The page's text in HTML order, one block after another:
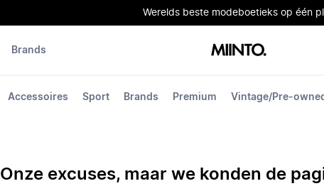
Werelds beste modeboetieks op één
Accessoires Sport Brands Premium Vintage/Pre-owned
Brands
Onze excuses, maar we konden de